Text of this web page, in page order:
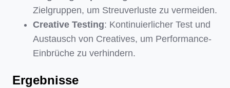
Zielgruppen, um Streuverluste zu vermeiden.
Creative Testing: Kontinuierlicher Test und
Austausch von Creatives, um Performance-
Einbrüche zu verhindern.
Ergebnisse